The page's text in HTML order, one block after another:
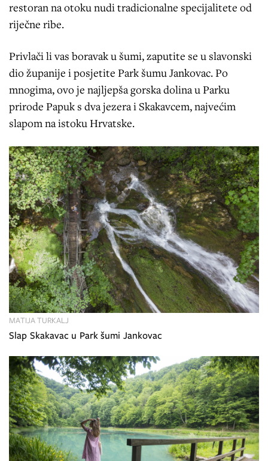
restoran na otoku nudi tradicionalne specijalitete od
riječne ribe.
Privlači li vas boravak u šumi, zaputite se u slavonski
dio županije i posjetite Park šumu Jankovac. Po
mnogima, ovo je najljepša gorska dolina u Parku
prirode Papuk s dva jezera i Skakavcem, najvećim
slapom na istoku Hrvatske.
Slap Skakavac u Park šumi Jankovac
MATIJA TURKALJ